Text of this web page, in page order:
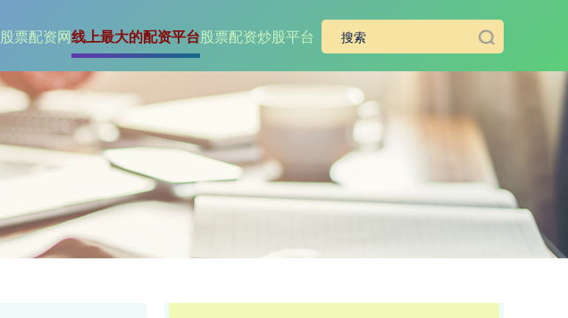
股票配资网线上最大的配资平台股票配资炒股平台